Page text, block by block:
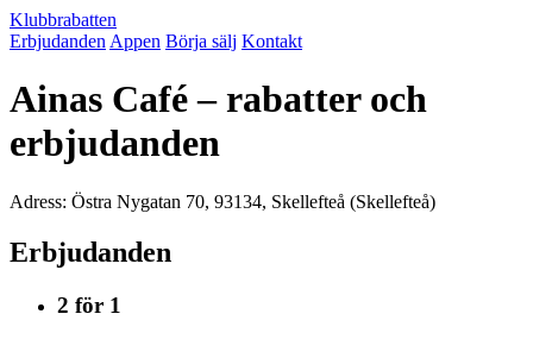
Klubbrabatten
Erbjudanden Appen Börja sälj Kontakt
Ainas Café – rabatter och
erbjudanden
Adress: Östra Nygatan 70, 93134, Skellefteå (Skellefteå)
Erbjudanden
2 för 1